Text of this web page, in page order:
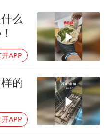
周星驰电影配角去世
号召领导带头休假 是大家不想休吗
济展现强大韧性和活力
么
开APP
的
开APP